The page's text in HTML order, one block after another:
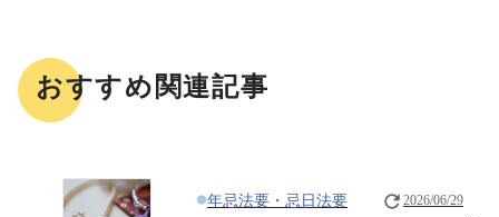
おすすめ関連記事
年忌法要・忌日法要 2026/06/29